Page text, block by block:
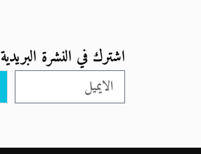
اشترك في النشرة البريدية